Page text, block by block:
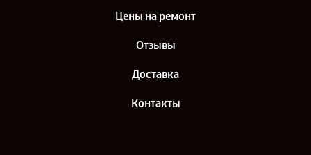
Цены на ремонт
Отзывы
Доставка
Контакты